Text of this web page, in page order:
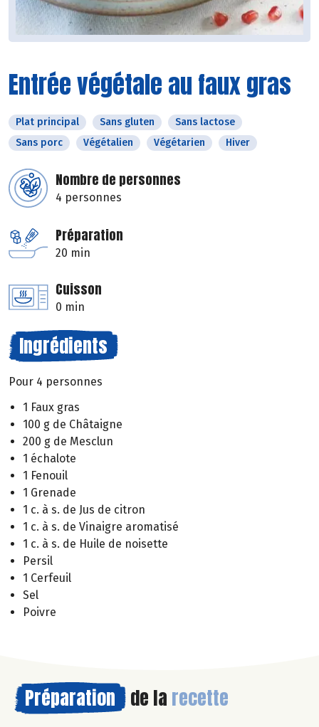
Entrée végétale au faux gras
Plat principal Sans gluten
Sans lactose
Sans porc
Végétalien Végétarien Hiver
Nombre de personnes
4 personnes
Préparation
20 min
Cuisson
0 min
Ingrédients
Pour 4 personnes
1 Faux gras
100 g de Châtaigne
200 g de Mesclun
1 échalote
1 Fenouil
1 Grenade
1 c. à s. de Jus de citron
1 c. à s. de Vinaigre aromatisé
1 c. à s. de Huile de noisette
Persil
1 Cerfeuil
Sel
Poivre
Préparation de la recette